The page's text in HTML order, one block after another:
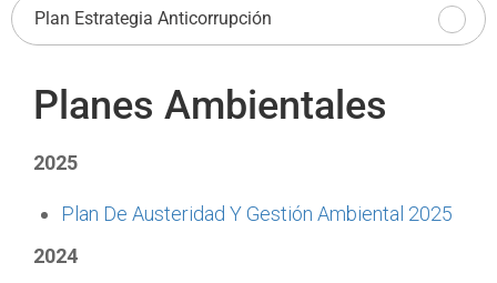
Plan Estrategia Anticorrupción
Planes Ambientales
2025
Plan De Austeridad Y Gestión Ambiental 2025
2024